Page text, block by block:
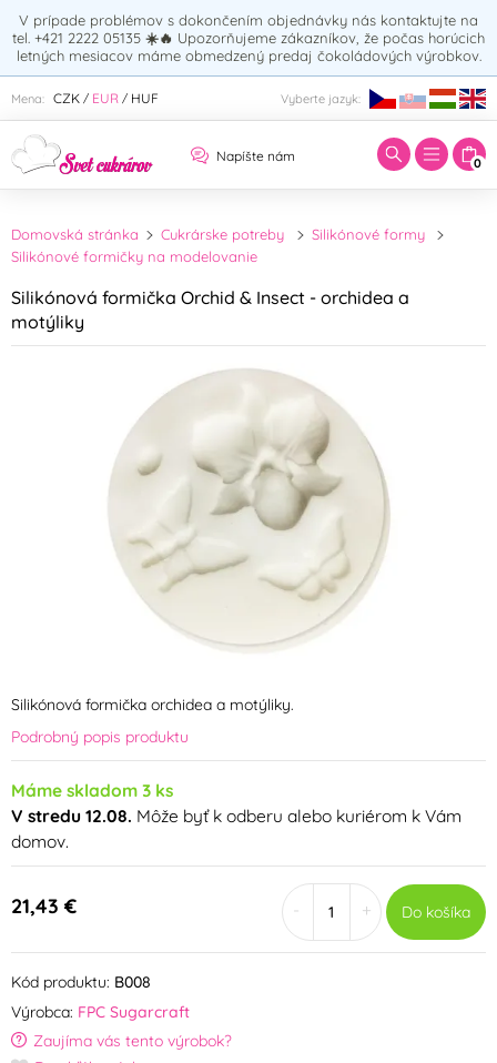
V prípade problémov s dokončením objednávky nás kontaktujte na
tel. +421 2222 05135 ☀️🔥 Upozorňujeme zákazníkov, že počas horúcich
letných mesiacov máme obmedzený predaj čokoládových výrobkov.
Mena: CZK / EUR / HUF Vyberte jazyk:
Napíšte nám 0
Zadajte hľadaný výraz:
Domovská stránka Cukrárske potreby
Silikónové formy
Silikónové formičky na modelovanie
Silikónová formička Orchid & Insect - orchidea a
motýliky
Silikónová formička orchidea a motýliky.
Podrobný popis produktu
Máme skladom 3 ks
V stredu 12.08. Môže byť k odberu alebo kuriérom k Vám
domov.
21,43 € + Do košíka
Kód produktu: B008
Výrobca: FPC Sugarcraft
Zaujíma vás tento výrobok?